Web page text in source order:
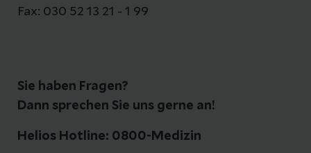
Fax: 030 52 13 21 - 1 99
Sie haben Fragen?
Dann sprechen Sie uns gerne an!
Helios Hotline: 0800-Medizin